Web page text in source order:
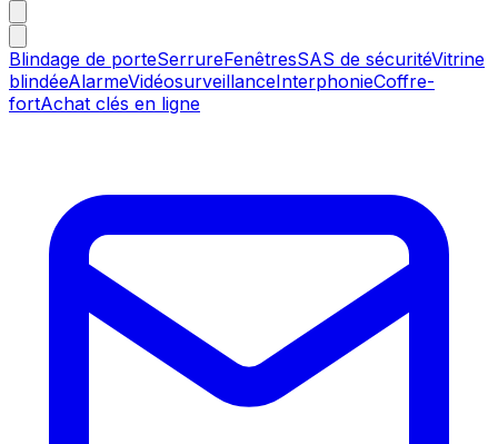
Blindage de porteSerrureFenêtresSAS de sécuritéVitrine
blindéeAlarmeVidéosurveillanceInterphonieCoffre-
fortAchat clés en ligne